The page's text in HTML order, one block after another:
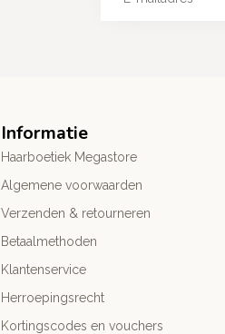
Informatie
Haarboetiek Megastore
Algemene voorwaarden
Verzenden & retourneren
Betaalmethoden
Klantenservice
Herroepingsrecht
Kortingscodes en vouchers